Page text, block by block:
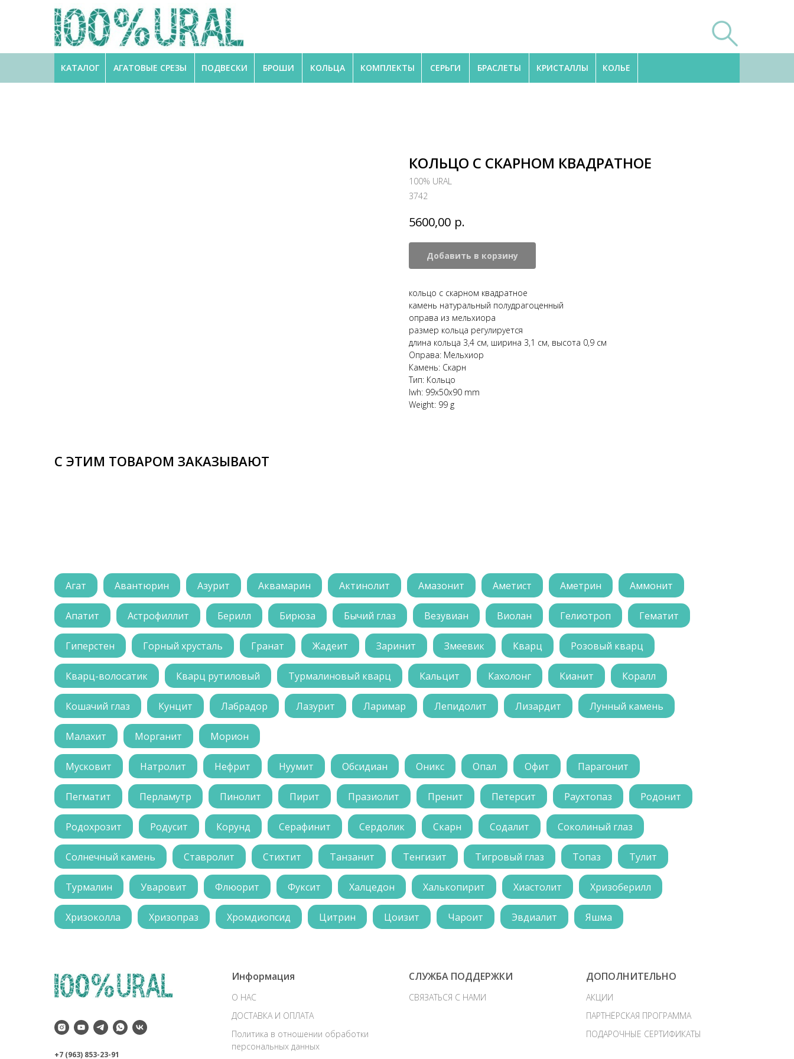
АГАТОВЫЕ СРЕЗЫ
КАТАЛОГ БРАСЛЕТЫ КОЛЬЕ
КРИСТАЛЛЫ
БРОШИ КОЛЬЦА КОМПЛЕКТЫ СЕРЬГИ
ПОДВЕСКИ
КОЛЬЦО С СКАРНОМ КВАДРАТНОЕ
100% URAL
3742
5600,00 р.
Добавить в корзину
кольцо с скарном квадратное
камень натуральный полудрагоценный
оправа из мельхиора
размер кольца регулируется
длина кольца 3,4 см, ширина 3,1 см, высота 0,9 см
Оправа: Мельхиор
Камень: Скарн
Тип: Кольцо
lwh: 99x50x90 mm
Weight: 99 g
С ЭТИМ ТОВАРОМ ЗАКАЗЫВАЮТ
Агат Авантюрин Азурит Аквамарин Актинолит Амазонит Аметист Аметрин Аммонит
Апатит Астрофиллит Берилл Бирюза Бычий глаз Везувиан Виолан Гелиотроп Гематит
Гиперстен Горный хрусталь Гранат Жадеит Заринит Змеевик Кварц Розовый кварц
Кварц-волосатик Кварц рутиловый Турмалиновый кварц Кальцит Кахолонг Кианит Коралл
Кошачий глаз Кунцит Лабрадор Лазурит Ларимар Лепидолит Лизардит Лунный камень
Малахит Морганит Морион
Мусковит Натролит Нефрит Нуумит Обсидиан Оникс Опал Офит Парагонит
Пегматит Перламутр Пинолит Пирит Празиолит Пренит Петерсит Раухтопаз Родонит
Родохрозит Родусит Корунд Серафинит Сердолик Скарн Содалит Соколиный глаз
Солнечный камень Ставролит Стихтит Танзанит Тенгизит Тигровый глаз Топаз Тулит
Турмалин Уваровит Флюорит Фуксит Халцедон Халькопирит Хиастолит Хризоберилл
Хризоколла Хризопраз Хромдиопсид Цитрин Цоизит Чароит Эвдиалит Яшма
+7 (963) 853-23-91
Информация
О НАС
ДОСТАВКА И ОПЛАТА
Политика в отношении обработки
персональных данных
СЛУЖБА ПОДДЕРЖКИ
СВЯЗАТЬСЯ С НАМИ
ДОПОЛНИТЕЛЬНО
АКЦИИ
ПАРТНЁРСКАЯ ПРОГРАММА
ПОДАРОЧНЫЕ СЕРТИФИКАТЫ